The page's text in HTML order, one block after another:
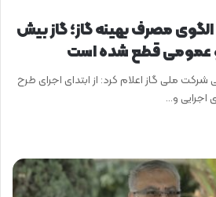
مصرف بهینه گاز؛ گاز بیش
ملی گاز اعلام کرد: از ابتدای اجرای طرح
و…